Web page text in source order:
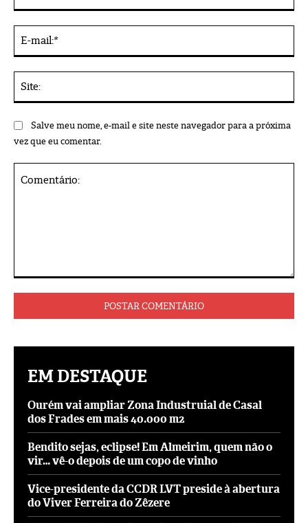
Salve meu nome, e-mail e site neste navegador para a próxima
vez que eu comentar.
EM DESTAQUE
Ourém vai ampliar Zona Industruial de Casal
dos Frades em mais 40.000 m2
Bendito sejas, eclipse! Em Almeirim, quem não o
vir… vê-o depois de um copo de vinho
Vice-presidente da CCDR LVT preside à abertura
do Viver Ferreira do Zêzere